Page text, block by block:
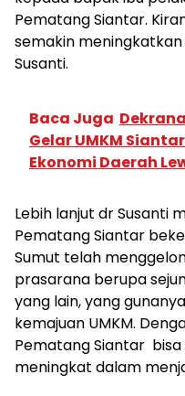
Pematang Siantar.
semakin
Susanti.
Baca Juga
Gelar UMKM
Ekonomi Daerah
Lebih lanjut dr Susanti
Pematang Siantar
Sumut telah
prasarana berupa
yang lain, yang
kemajuan UMKM.
Pematang Siantar
meningkat dalam